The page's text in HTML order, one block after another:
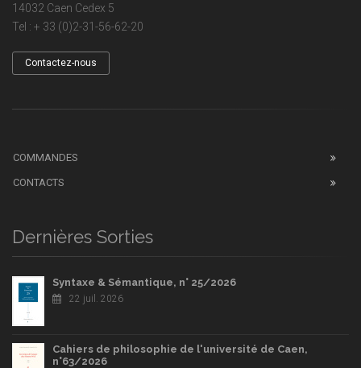
14032 Caen Cedex 5
Tel : + 33 (0)2-31-56-62-20
Contactez-nous
COMMANDES
CONTACTS
Dernières Sorties
Syntaxe & Sémantique, n° 25/2026
22 juil. 2026
Cahiers de philosophie de l'université de Caen,
n°63/2026